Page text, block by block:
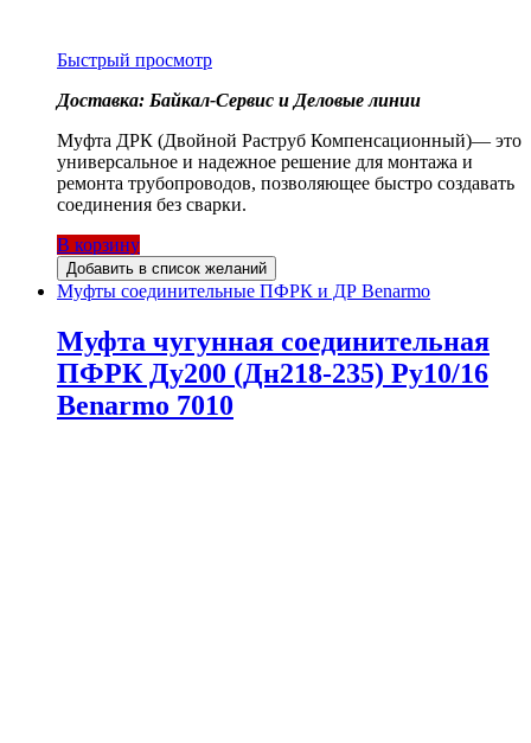
Быстрый просмотр
Доставка: Байкал-Сервис и Деловые линии
Муфта ДРК (Двойной Раструб Компенсационный)— это
универсальное и надежное решение для монтажа и
ремонта трубопроводов, позволяющее быстро создавать
соединения без сварки.
В корзину
Добавить в список желаний
Муфты соединительные ПФРК и ДР Benarmo
Муфта чугунная соединительная
ПФРК Ду200 (Дн218-235) Ру10/16
Benarmo 7010